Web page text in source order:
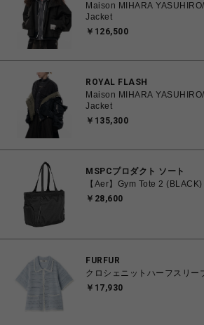
Maison MIHARA
Jacket
￥126,500
ROYAL FLASH
Maison MIHARA
Jacket
￥135,300
MSPCプロダクト ソート
【Aer】Gym Tote 2 (BLACK)
￥28,600
FURFUR
クロシェニットハーフスリー
￥17,930